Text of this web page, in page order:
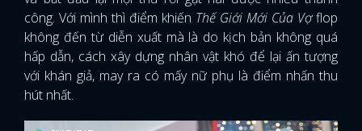
công. Với mình thì điểm khiến Thế Giới Mới Của Vợflop
không đến từ diễn xuất mà là do kịch bản không quá
hấp dẫn, cách xây dựng nhân vật khó để lại ấn tượng
với khán giả, may ra có mấy nữ phụ là điểm nhấn thu
hút nhất.